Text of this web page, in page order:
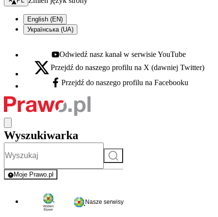
English (EN)
Українська (UA)
Youtube - otwiera się w nowej karcie
Odwiedź nasz kanał w serwisie YouTube
X - otwiera się w nowej karcie
Przejdź do naszego profilu na X (dawniej Twitter)
Facebook - otwiera się w nowej karcie
Przejdź do naszego profilu na Facebooku
Wyszukiwarka
Szukaj
Moje Prawo.pl
- rejestracja i logowanie do serwisu
Nasze serwisy